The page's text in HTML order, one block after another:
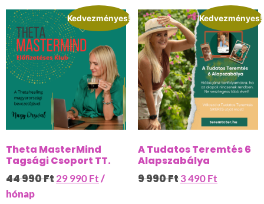
Kedvezményes!
Theta MasterMind
Tagsági Csoport TT.
44 990Ft29 990Ft/
hónap
Kedvezményes!
A Tudatos Teremtés 6
Alapszabálya
9 990Ft3 490Ft